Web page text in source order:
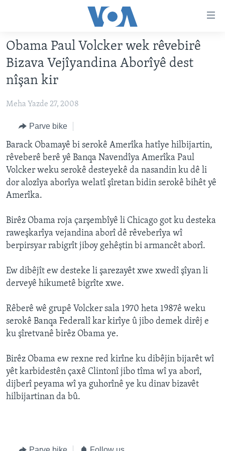
Yekser
here
naveroka
serekî
Yekser
here
serekî
Yekser
here
Lêgerînê
NÛÇE
VÎDYO GALERÎ
FOTO GALERÎ
RADYO
HEVPEYVÎN
HERÊMÊN KURDAN
AMERÎKA
TIRKÎYE
SÛRÎYE
ÎRAQ
ÎRAN
ROJHILATA NAVÎN
CÎHAN
ÇAND Û HUNER
SERNIVÎS
SORANÎ
FOLLOW US
Zimanên Din
Obama Paul Volcker wek rêvebirê
Bizava Vejîyandina Aborîyê dest
nîşan kir
Meha Yazde 27, 2008
Parve bike
Barack Obamayê bi serokê Amerîka hatîye hilbijartin,
rêveberê berê yê Banqa Navendîya Amerîka Paul
Volcker weku serokê desteyekê da nasandin ku dê li
dor alozîya aborîya welatî şîretan bidin serokê bihêt yê
Amerîka.
Birêz Obama roja çarşembîyê li Chicago got ku desteka
raweşkarîya vejandina aborî dê rêveberîya wî
berpirsyar rabigrît jiboy gehêştin bi armancêt aborî.
Ew dibêjît ew desteke li şarezayêt xwe xwedî şîyan li
derveyê hikumetê bigrîte xwe.
Rêberê wê grupê Volcker sala 1970 heta 1987ê weku
serokê Banqa Federalî kar kirîye û jibo demek dirêj e
ku şîretvanê birêz Obama ye.
Birêz Obama ew rexne red kirîne ku dibêjin bijarêt wî
yêt karbidestên çaxê Clintonî jibo tîma wî ya aborî,
dijberî peyama wî ya guhorînê ye ku dinav bizavêt
hilbijartinan da bû.